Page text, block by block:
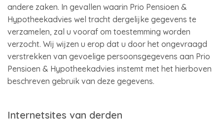
andere zaken. In gevallen waarin Prio Pensioen &
Hypotheekadvies wel tracht dergelijke gegevens te
verzamelen, zal u vooraf om toestemming worden
verzocht. Wij wijzen u erop dat u door het ongevraagd
verstrekken van gevoelige persoonsgegevens aan Prio
Pensioen & Hypotheekadvies instemt met het hierboven
beschreven gebruik van deze gegevens.
Internetsites van derden